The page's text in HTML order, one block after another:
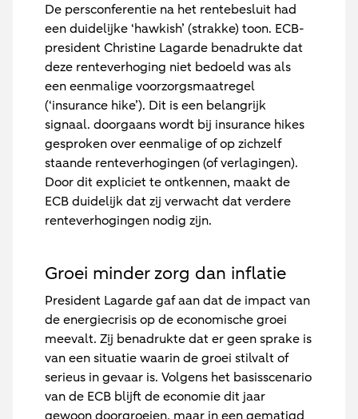
De persconferentie na het rentebesluit had
een duidelijke ‘hawkish’ (strakke) toon. ECB-
president Christine Lagarde benadrukte dat
deze renteverhoging niet bedoeld was als
een eenmalige voorzorgsmaatregel
(‘insurance hike’). Dit is een belangrijk
signaal. doorgaans wordt bij insurance hikes
gesproken over eenmalige of op zichzelf
staande renteverhogingen (of verlagingen).
Door dit expliciet te ontkennen, maakt de
ECB duidelijk dat zij verwacht dat verdere
renteverhogingen nodig zijn.
Groei minder zorg dan inflatie
President Lagarde gaf aan dat de impact van
de energiecrisis op de economische groei
meevalt. Zij benadrukte dat er geen sprake is
van een situatie waarin de groei stilvalt of
serieus in gevaar is. Volgens het basisscenario
van de ECB blijft de economie dit jaar